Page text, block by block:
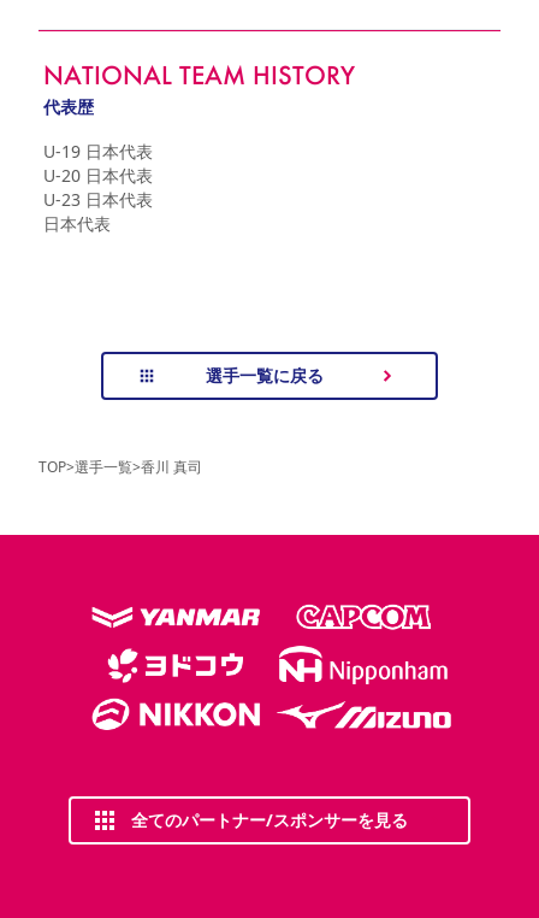
NATIONAL TEAM HISTORY
代表歴
U-19 日本代表
U-20 日本代表
U-23 日本代表
日本代表
選手一覧に戻る
TOP>選手一覧>香川 真司
全てのパートナー/スポンサーを見る